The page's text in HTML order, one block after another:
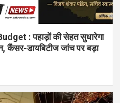
: पहाड़ों की सेहत सुधारेगा
कैंसर-डायबिटीज जांच पर बड़ा